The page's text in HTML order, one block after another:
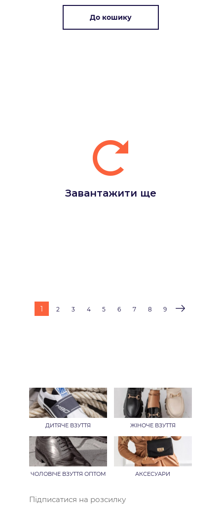
До кошику
Завантажити ще
1 2 3 4 5 6 7 8 9
Підписатися на розсилку
ДИТЯЧЕ ВЗУТТЯ ЖІНОЧЕ ВЗУТТЯ
ЧОЛОВІЧЕ ВЗУТТЯ ОПТОМ АКСЕСУАРИ